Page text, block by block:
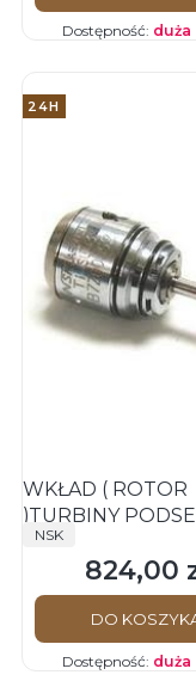
Dostępność: duża
24H
WKŁAD ( ROTOR
)TURBINY
PICO- SX-PU03 -
ORYGINAŁ NSK
PRODUCENT
NSK
Cena
824,00
DO
Dostępność: duża